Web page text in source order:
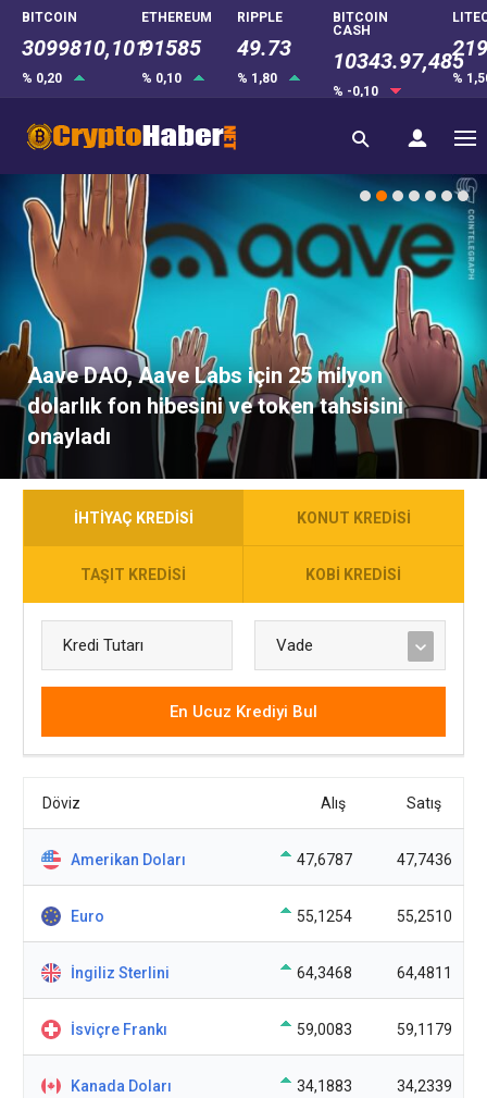
BITCOIN
3099810,101
% 0,20
ETHEREUM
91585
% 0,10
RIPPLE
49.73
% 1,80
BITCOIN
CASH
10343.97,485
% -0,10
%
Aave DAO, Aave Labs için 25 milyon
dolarlık fon hibesini ve token tahsisini
onayladı
İHTIYAÇ KREDISI KONUT KREDISI
TAŞIT KREDISI KOBI KREDISI
En Ucuz Krediyi Bul
Döviz Alış Satış
Amerikan Doları 47,6787 47,7436
Euro 55,1254 55,2510
İngiliz Sterlini 64,3468 64,4811
İsviçre Frankı 59,0083 59,1179
Kanada Doları 34,1883 34,2339